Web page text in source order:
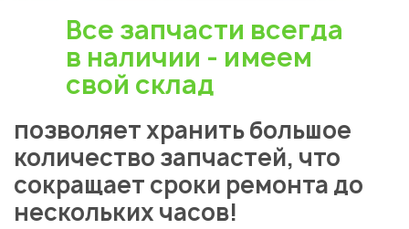
Все запчасти всегда
в наличии - имеем
свой склад
позволяет хранить большое
количество запчастей, что
сокращает сроки ремонта до
нескольких часов!